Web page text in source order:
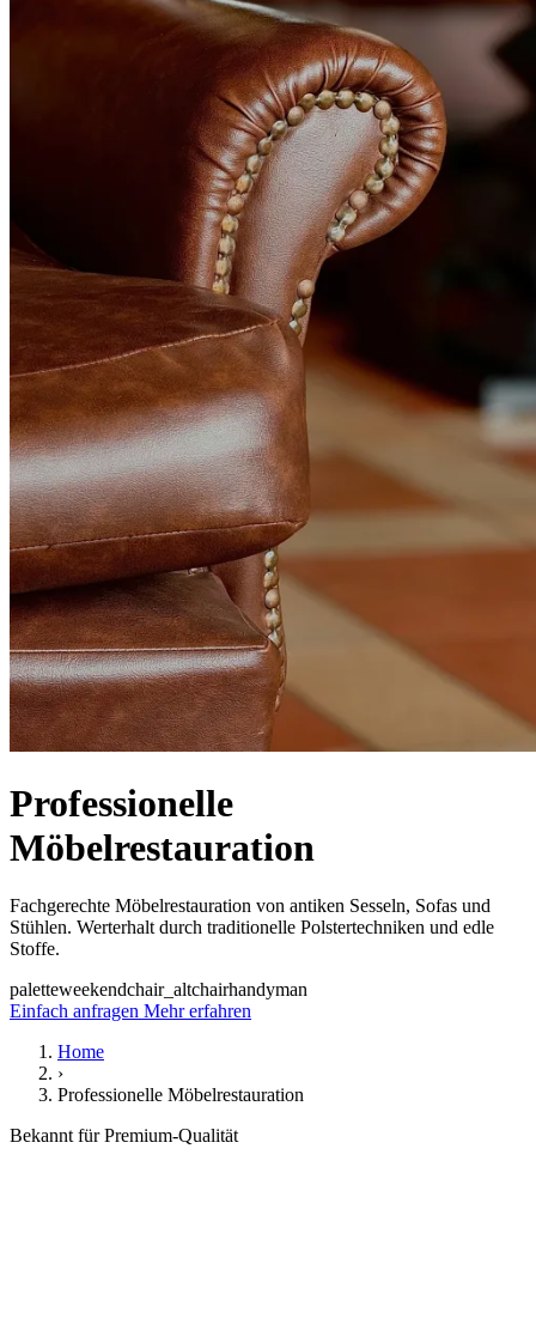
Professionelle
Möbelrestauration
Fachgerechte Möbelrestauration von antiken Sesseln, Sofas und
Stühlen. Werterhalt durch traditionelle Polstertechniken und edle
Stoffe.
paletteweekendchair_altchairhandyman
Einfach anfragen Mehr erfahren
Home
›
Professionelle Möbelrestauration
Bekannt für Premium-Qualität